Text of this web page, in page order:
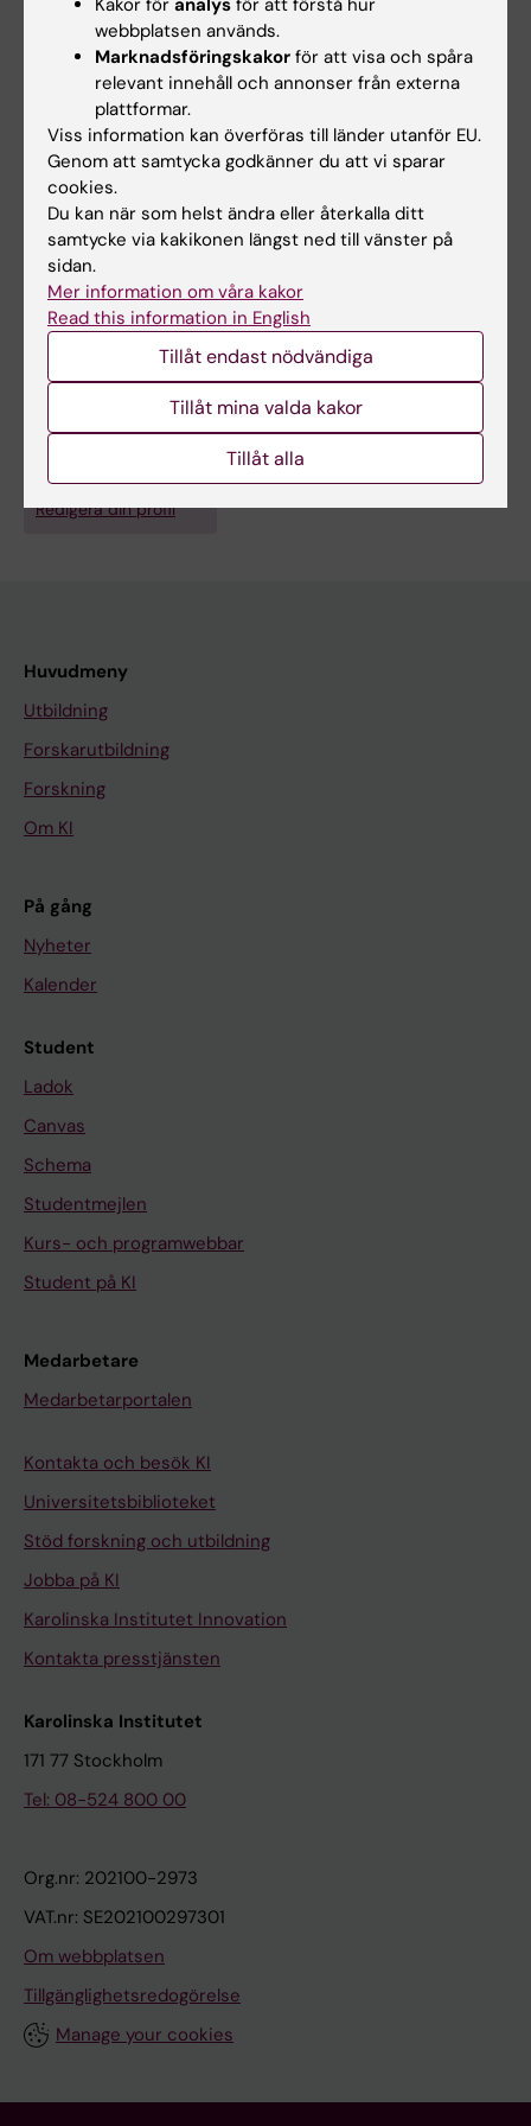
carcinoma
Wang S; Xiao X; Zhou X; Huang T; Du C; Yu N;
Mo Y; Lin L; Zhang J; Ma N; Murata M; Huang G;
Zhang Z
Alla författare
Alla övriga publikationer
DOCTORAL THESIS:2020
Dietary habits, commensal microbiome, and
nasopharyngeal carcinoma
Huang T
Forskningsområden:
Medicinsk genetik och genomik
Är du Tingting Huang?
Redigera din profil
Huvudmeny
Utbildning
Forskarutbildning
Forskning
Om KI
På gång
Nyheter
Kalender
Student
Ladok
Canvas
Schema
Studentmejlen
Kurs- och programwebbar
Student på KI
Medarbetare
Medarbetarportalen
Kontakta och besök KI
Universitetsbiblioteket
Stöd forskning och utbildning
Jobba på KI
Karolinska Institutet Innovation
Kontakta presstjänsten
Karolinska Institutet
171 77 Stockholm
Tel: 08-524 800 00
Org.nr: 202100-2973
VAT.nr: SE202100297301
Om webbplatsen
Tillgänglighetsredogörelse
Manage your cookies
webbplatsen används.
Marknadsföringskakor för att visa och spåra
relevant innehåll och annonser från externa
plattformar.
Viss information kan överföras till länder utanför EU.
Genom att samtycka godkänner du att vi sparar
cookies.
Du kan när som helst ändra eller återkalla ditt
samtycke via kakikonen längst ned till vänster på
sidan.
Mer information om våra kakor
Read this information in English
Tillåt endast nödvändiga
Tillåt mina valda kakor
Tillåt alla